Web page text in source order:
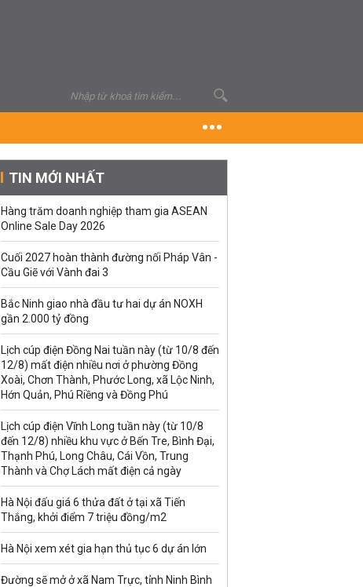
TIN MỚI NHẤT
Hàng trăm doanh nghiệp tham gia ASEAN
Online Sale Day 2026
Cuối 2027 hoàn thành đường nối Pháp Vân -
Cầu Giẽ với Vành đai 3
Bắc Ninh giao nhà đầu tư hai dự án NOXH
gần 2.000 tỷ đồng
Lịch cúp điện Đồng Nai tuần này (từ 10/8 đến
12/8) mất điện nhiều nơi ở phường Đồng
Xoài, Chơn Thành, Phước Long, xã Lộc Ninh,
Hớn Quản, Phú Riềng và Đồng Phú
Lịch cúp điện Vĩnh Long tuần này (từ 10/8
đến 12/8) nhiều khu vực ở Bến Tre, Bình Đại,
Thạnh Phú, Long Châu, Cái Vồn, Trung
Thành và Chợ Lách mất điện cả ngày
Hà Nội đấu giá 6 thửa đất ở tại xã Tiến
Thắng, khởi điểm 7 triệu đồng/m2
Hà Nội xem xét gia hạn thủ tục 6 dự án lớn
Đường sẽ mở ở xã Nam Trực, tỉnh Ninh Bình